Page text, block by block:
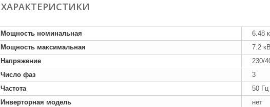
ХАРАКТЕРИСТИКИ
Мощность номинальная
6.48
Мощность максимальная
7.2
Напряжение
230/
Число фаз
3
Частота
50 Гц
Инверторная модель
нет